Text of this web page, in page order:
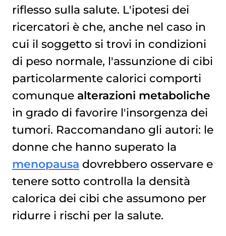
riflesso sulla salute. L'ipotesi dei
ricercatori è che, anche nel caso in
cui il soggetto si trovi in condizioni
di peso normale, l'assunzione di cibi
particolarmente calorici comporti
comunque alterazioni metaboliche
in grado di favorire l'insorgenza dei
tumori. Raccomandano gli autori: le
donne che hanno superato la
menopausa dovrebbero osservare e
tenere sotto controlla la densità
calorica dei cibi che assumono per
ridurre i rischi per la salute.